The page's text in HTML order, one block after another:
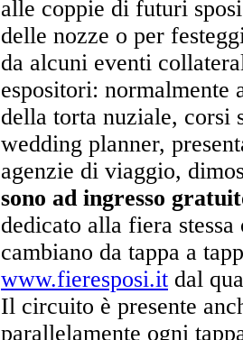
alle coppie di futuri
delle nozze o per
da alcuni eventi
espositori:
della torta nuziale, corsi
wedding planner,
agenzie di viaggio,
sono ad ingresso
dedicato alla fiera
cambiano da tappa a
www.fieresposi.it dal
Il circuito è presente
parallelamente ogni